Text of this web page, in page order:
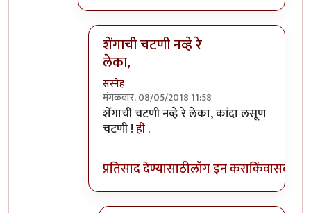
शेंगाची चटणी नव्हे रे
लेका,
सस्नेह
मंगळवार, 08/05/2018 11:58
In reply toराईट्ट, जयशंकर हाटेल, लांबोटी
शेंगाची चटणी नव्हे रे लेका, कांदा लसूण
चटणी !ही.
प्रतिसाद देण्यासाठीलॉग इन कराकिंवासदस्य